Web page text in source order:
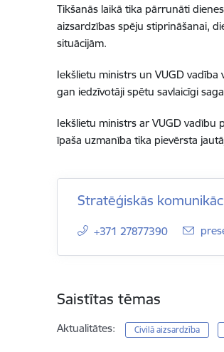
Tikšanās laikā tika pārrunāti
aizsardzības spēju stiprināšanai,
situācijām.
Iekšlietu ministrs un VUGD
gan iedzīvotāji spētu savlaicīgi
Iekšlietu ministrs ar VUGD
īpaša uzmanība tika pievērsta
Stratēģiskās
+371 27877390 E-
Saistītas tēmas
Aktualitātes: Civilā aizsardzība